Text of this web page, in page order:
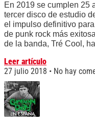
En 2019 se cumplen 25
tercer disco de estudio
el impulso definitivo
de punk rock más
de la banda, Tré Cool, ha
Leer artículo
27 julio 2018
No hay